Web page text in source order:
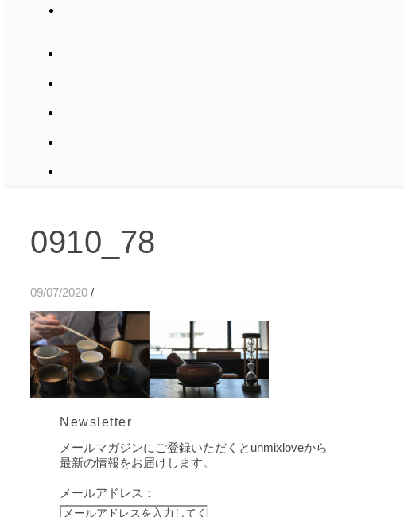
0910_78
09/07/2020 /
Newsletter
メールマガジンにご登録いただくとunmixloveから
最新の情報をお届けします。
メールアドレス：